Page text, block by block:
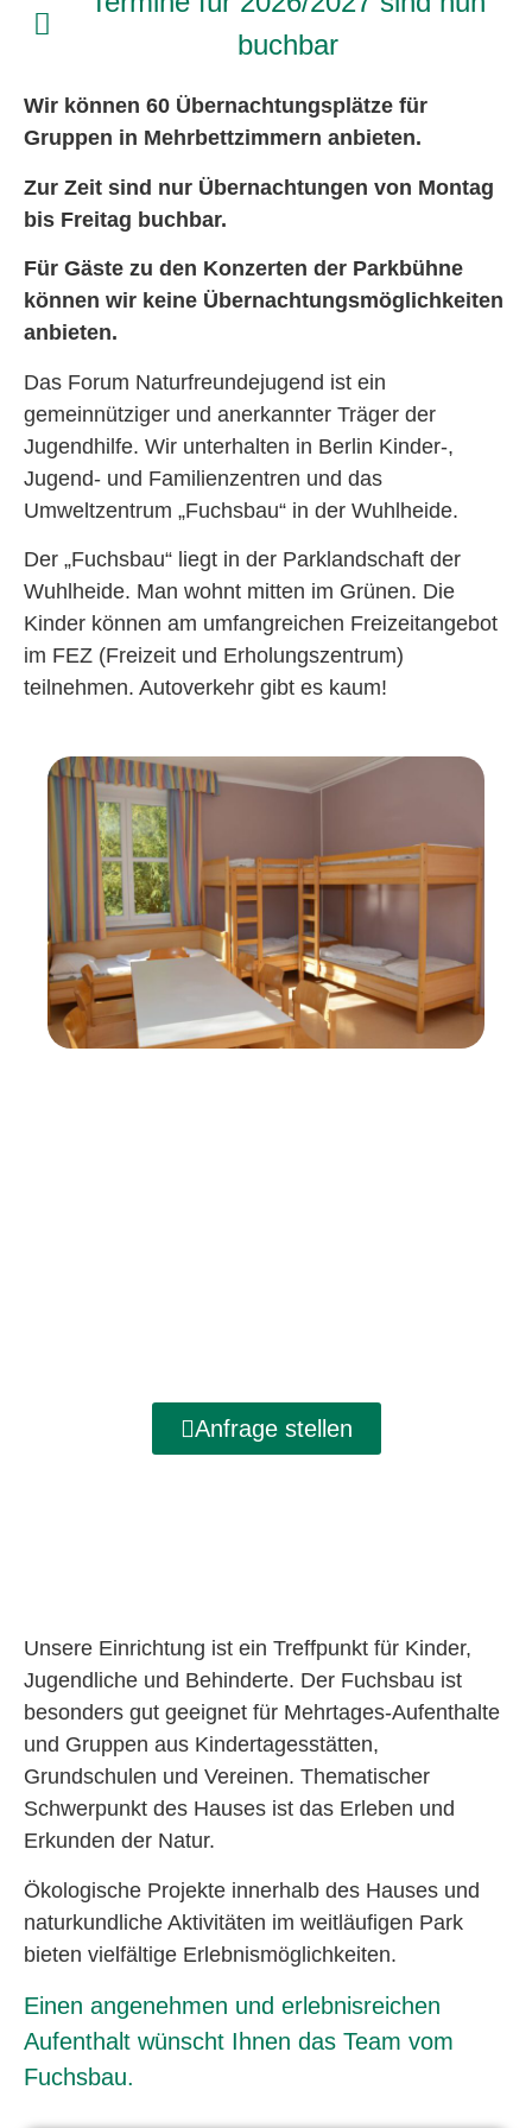
buchbar
Wir können 60 Übernachtungsplätze für
Gruppen in Mehrbettzimmern anbieten.
Zur Zeit sind nur Übernachtungen von Montag
bis Freitag buchbar.
Für Gäste zu den Konzerten der Parkbühne
können wir keine Übernachtungsmöglichkeiten
anbieten.
Das Forum Naturfreundejugend ist ein
gemeinnütziger und anerkannter Träger der
Jugendhilfe. Wir unterhalten in Berlin Kinder-,
Jugend- und Familienzentren und das
Umweltzentrum „Fuchsbau“ in der Wuhlheide.
Der „Fuchsbau“ liegt in der Parklandschaft der
Wuhlheide. Man wohnt mitten im Grünen. Die
Kinder können am umfangreichen Freizeitangebot
im FEZ (Freizeit und Erholungszentrum)
teilnehmen. Autoverkehr gibt es kaum!
Anfrage stellen
Unsere Einrichtung ist ein Treffpunkt für Kinder,
Jugendliche und Behinderte. Der Fuchsbau ist
besonders gut geeignet für Mehrtages-Aufenthalte
und Gruppen aus Kindertagesstätten,
Grundschulen und Vereinen. Thematischer
Schwerpunkt des Hauses ist das Erleben und
Erkunden der Natur.
Ökologische Projekte innerhalb des Hauses und
naturkundliche Aktivitäten im weitläufigen Park
bieten vielfältige Erlebnismöglichkeiten.
Einen angenehmen und erlebnisreichen
Aufenthalt wünscht Ihnen das Team vom
Fuchsbau.